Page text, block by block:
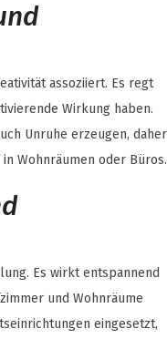
assoziiert. Es regt
Wirkung haben.
Unruhe erzeugen, daher
Wohnräumen oder Büros.
Es wirkt entspannend
und Wohnräume
eingesetzt,